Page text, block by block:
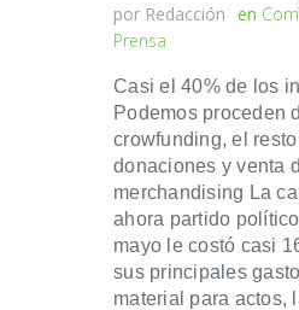
por Redacción en
Prensa
Casi el 40% de los
Podemos proceden
crowfunding, el
donaciones y venta
merchandising La
ahora partido
mayo le costó casi
sus principales
material para actos,